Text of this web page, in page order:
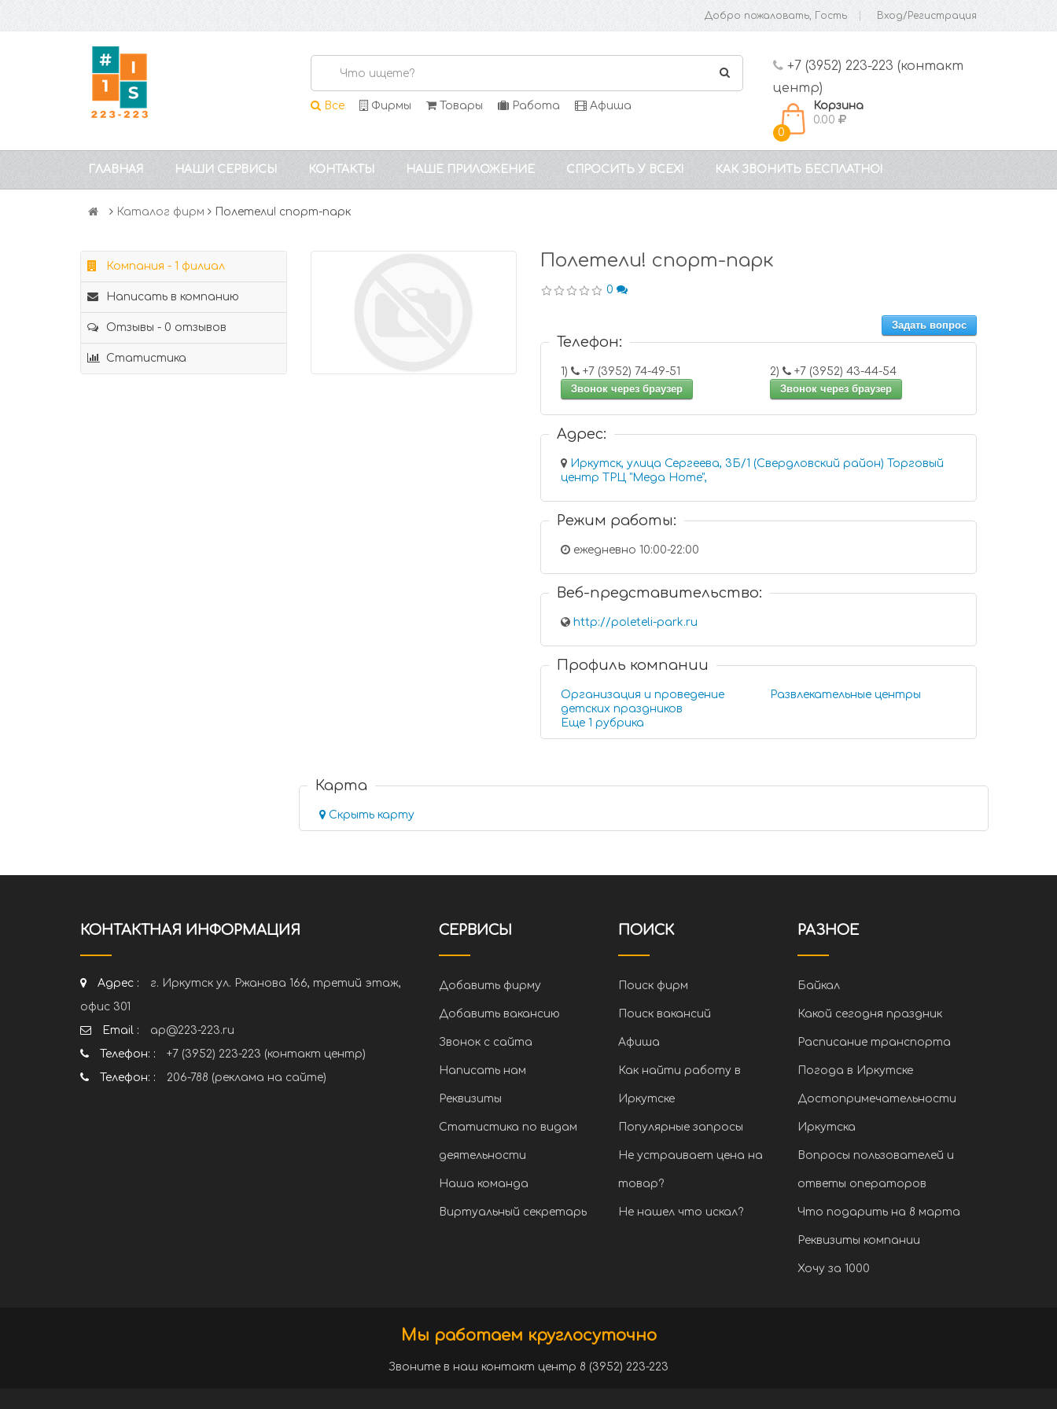
Добро пожаловать, Гость Вход/Регистрация
Все Фирмы Товары Работа Афиша
+7 (3952) 223-223 (контакт
центр)
0
Корзина
0.00
ГЛАВНАЯ НАШИ СЕРВИСЫ КОНТАКТЫ НАШЕ ПРИЛОЖЕНИЕ СПРОСИТЬ У ВСЕХ! КАК ЗВОНИТЬ БЕСПЛАТНО!
Каталог фирм Полетели! спорт-парк
Компания - 1 филиал
Написать в компанию
Отзывы - 0 отзывов
Статистика
Полетели! спорт-парк
0
Задать вопрос
Телефон:
1)
+7 (3952) 74-49-51
Звонок через браузер
2)
+7 (3952) 43-44-54
Звонок через браузер
Адрес:
Иркутск, улица Сергеева, 3Б/1 (Свердловский район) Торговый
центр ТРЦ "Mega Home",
Режим работы:
ежедневно 10:00-22:00
Веб-представительство:
http://poleteli-park.ru
Профиль компании
Организация и проведение
детских праздников
Развлекательные центры
Еще 1 рубрика
Карта
Скрыть карту
КОНТАКТНАЯ ИНФОРМАЦИЯ
Адрес :
г. Иркутск ул. Ржанова 166, третий этаж,
офис 301
Email :
ap@223-223.ru
Телефон: :
+7 (3952) 223-223 (контакт центр)
Телефон: :
206-788 (реклама на сайте)
СЕРВИСЫ
Добавить фирму
Добавить вакансию
Звонок с сайта
Написать нам
Реквизиты
Статистика по видам
деятельности
Наша команда
Виртуальный секретарь
ПОИСК
Поиск фирм
Поиск вакансий
Афиша
Как найти работу в
Иркутске
Популярные запросы
Не устраивает цена на
товар?
Не нашел что искал?
РАЗНОЕ
Байкал
Какой сегодня праздник
Расписание транспорта
Погода в Иркутске
Достопримечательности
Иркутска
Вопросы пользователей и
ответы операторов
Что подарить на 8 марта
Реквизиты компании
Хочу за 1000
Мы работаем круглосуточно
Звоните в наш контакт центр 8 (3952) 223-223